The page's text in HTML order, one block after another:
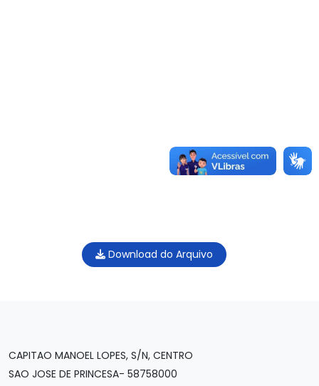
Download do Arquivo
CAPITAO MANOEL LOPES, S/N, CENTRO
SAO JOSE DE PRINCESA- 58758000